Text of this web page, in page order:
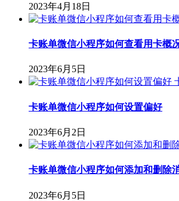
2023年4月18日
卡账单微信小程序如何查看用卡概
2023年6月5日
卡账单微信小程序如何设置偏好
2023年6月2日
卡账单微信小程序如何添加和删除
2023年6月5日